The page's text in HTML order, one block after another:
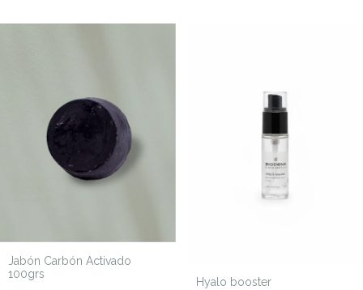
Jabón Carbón Activado
100grs
Hyalo booster